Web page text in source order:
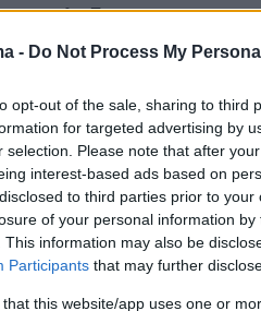
- Do Not Process My
opt-out of the sale, sharing to third
for targeted advertising by
selection. Please note that after
interest-based ads based on
to third parties prior to
of your personal information
This information may also be
Participants that may further
that this website/app uses one or
έκπληξη συμμετείχε
ο οποίος
της δημοσίευσής της,
συναισθήματα που
Ψύχραιμη αντίδραση
της, που